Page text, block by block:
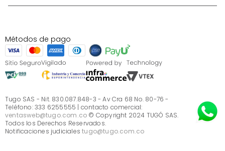
Términos, condiciones y restricciones para productos
S.A.S
Términos, condiciones y restricciones Tugó S.A.S
Instructivo cuidado de muebles
Sé parte de Tugó
¿Quiénes somos?
Servicio al cliente
¿Quieres vender en Tugó?
Métodos de pago
Tugo SAS - Nit. 830.087.848-3 - Av Cra 68 No. 80-76 -
Teléfono: 333 6255555 | contacto comercial:
ventasweb@tugo.com.co © Copyright 2024 TUGÓ SAS.
Todos los Derechos Reservados.
Notificaciones judicialestugo@tugo.com.co